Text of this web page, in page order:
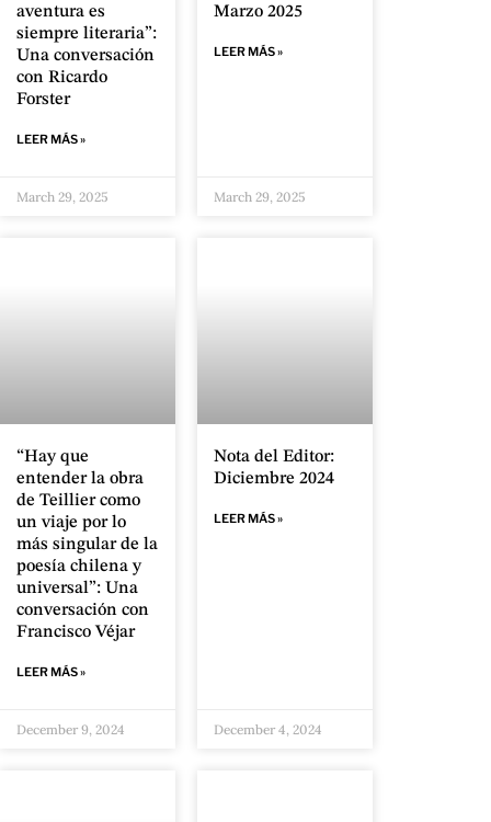
aventura es
siempre literaria”:
Una conversación
con Ricardo
Forster
LEER MÁS »
March 29, 2025
Marzo 2025
LEER MÁS »
March 29, 2025
“Hay que
entender la obra
de Teillier como
un viaje por lo
más singular de la
poesía chilena y
universal”: Una
conversación con
Francisco Véjar
LEER MÁS »
December 9, 2024
Nota del Editor:
Diciembre 2024
LEER MÁS »
December 4, 2024